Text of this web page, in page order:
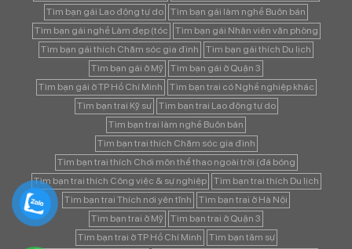
Tìm bạn gái Lao động tự do
Tìm bạn gái làm nghề Buôn bán
Tìm bạn gái nghề Làm đẹp (tóc
Tìm bạn gái Nhân viên văn phòng
Tìm bạn gái thích Chăm sóc gia đình
Tìm bạn gái thích Du lịch
Tìm bạn gái ở Mỹ
Tìm bạn gái ở Quận 3
Tìm bạn gái ở TP Hồ Chí Minh
Tìm bạn trai có Nghề nghiệp khác
Tìm bạn trai Kỹ sư
Tìm bạn trai Lao động tự do
Tìm bạn trai làm nghề Buôn bán
Tìm bạn trai thích Chăm sóc gia đình
Tìm bạn trai thích Chơi môn thể thao ngoài trời (đá bóng
Tìm bạn trai thích Công việc & sự nghiệp
Tìm bạn trai thích Du lịch
Tìm bạn trai Thích nơi yên tĩnh
Tìm bạn trai ở Hà Nội
Tìm bạn trai ở Mỹ
Tìm bạn trai ở Quận 3
Tìm bạn trai ở TP Hồ Chí Minh
Tìm bạn tâm sự